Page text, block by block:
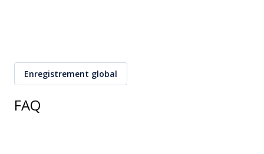
Enregistrement global
FAQ